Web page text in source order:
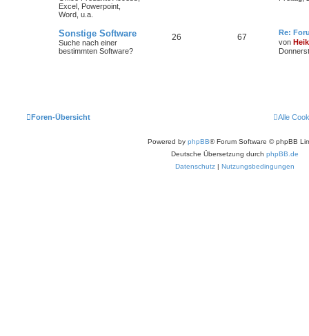
Excel, Powerpoint,
Word, u.a.
Sonstige Software
Suche nach einer
bestimmten Software?
26 67
Re:
von
Foren-Übersicht Alle
Powered by phpBB® Forum Software © phpBB
Deutsche Übersetzung durch phpBB.de
Datenschutz | Nutzungsbedingungen